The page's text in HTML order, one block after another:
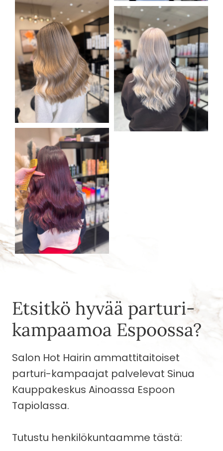
Etsitkö hyvää parturi-
kampaamoa Espoossa?
Salon Hot Hairin ammattitaitoiset
parturi-kampaajat palvelevat Sinua
Kauppakeskus Ainoassa Espoon
Tapiolassa.
Tutustu henkilökuntaamme tästä: